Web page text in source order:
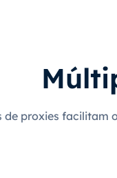
de proxies facilitam